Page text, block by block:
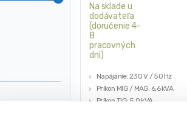
Na sklade u
dodávateľa
(doručenie 4-
8
pracovných
dni)
Napájanie: 230 V / 50 Hz
Príkon MIG / MAG: 6,6 kVA
Príkon TIG: 5,0 kVA